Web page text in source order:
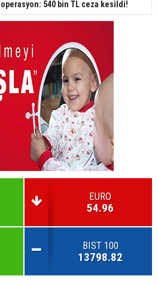
540 bin TL ceza kesildi!
EURO
54.96
BIST 100
13798.82